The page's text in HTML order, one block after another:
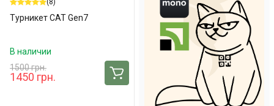
Турникет CAT Gen7
В наличии
1500 грн.
1450 грн.